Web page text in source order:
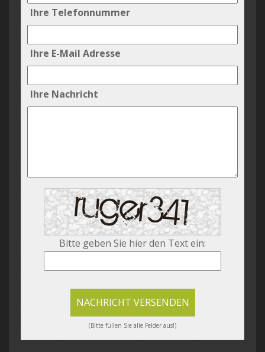
Ihre Telefonnummer
Ihre E-Mail Adresse
Ihre Nachricht
Bitte geben Sie hier den Text ein:
NACHRICHT VERSENDEN
(Bitte füllen Sie alle Felder aus!)